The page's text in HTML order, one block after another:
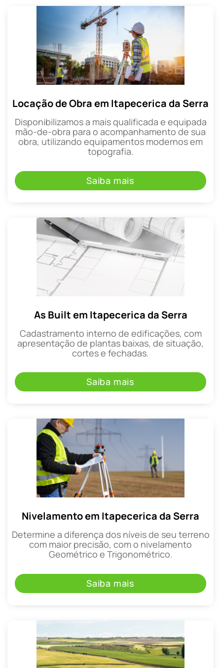
Locação de Obra em Itapecerica da Serra
Disponibilizamos a mais qualificada e equipada
mão-de-obra para o acompanhamento de sua
obra, utilizando equipamentos modernos em
topografia.
Saiba mais
As Built em Itapecerica da Serra
Cadastramento interno de edificações, com
apresentação de plantas baixas, de situação,
cortes e fechadas.
Saiba mais
Nivelamento em Itapecerica da Serra
Determine a diferença dos níveis de seu terreno
com maior precisão, com o nivelamento
Geométrico e Trigonométrico.
Saiba mais